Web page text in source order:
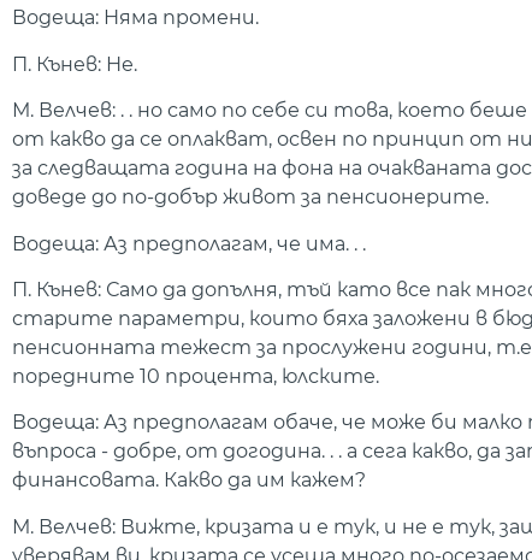
Водеща: Няма промени.
П. Кънев: Не.
М. Велчев: . . но само по себе си това, което
от какво да се оплакват, освен по принцип от
за следващата година на фона на очакваната
доведе до по-добър живот за пенсионерите.
Водеща: Аз предполагам, че има. . .
П. Кънев: Само да допълня, тъй като все пак
старите параметри, които бяха заложени в
пенсионната тежест за прослужени години,
поредните 10 процента, юлските.
Водеща: Аз предполагам обаче, че може би
въпроса - добре, от догодина. . . а сега какво, да
финансовата. Какво да им кажем?
М. Велчев: Вижте, кризата и е тук, и не е тук,